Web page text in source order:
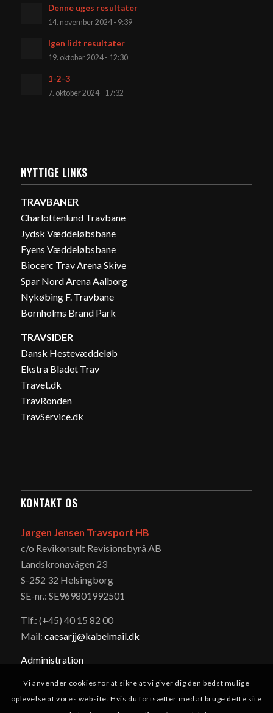
Denne uges resultater
14. november 2024 - 9:39
Igen lidt resultater
19. oktober 2024 - 12:30
1-2-3
7. oktober 2024 - 17:32
NYTTIGE LINKS
TRAVBANER
Charlottenlund Travbane
Jydsk Væddeløbsbane
Fyens Væddeløbsbane
Biocerc Trav Arena Skive
Spar Nord Arena Aalborg
Nykøbing F. Travbane
Bornholms Brand Park
TRAVSIDER
Dansk Hestevæddeløb
Ekstra Bladet Trav
Travet.dk
TravRonden
TravService.dk
KONTAKT OS
Jørgen Jensen Travsport HB
c/o Revikonsult Revisionsbyrå AB
Landskronavägen 23
S-252 32 Helsingborg
SE-nr.: SE969801992501
Tlf.: (+45) 40 15 82 00
Mail: caesarjj@kabelmail.dk
Administration
Vi anvender cookies for at sikre at vi giver dig den bedst mulige
oplevelse af vores website. Hvis du fortsætter med at bruge dette site